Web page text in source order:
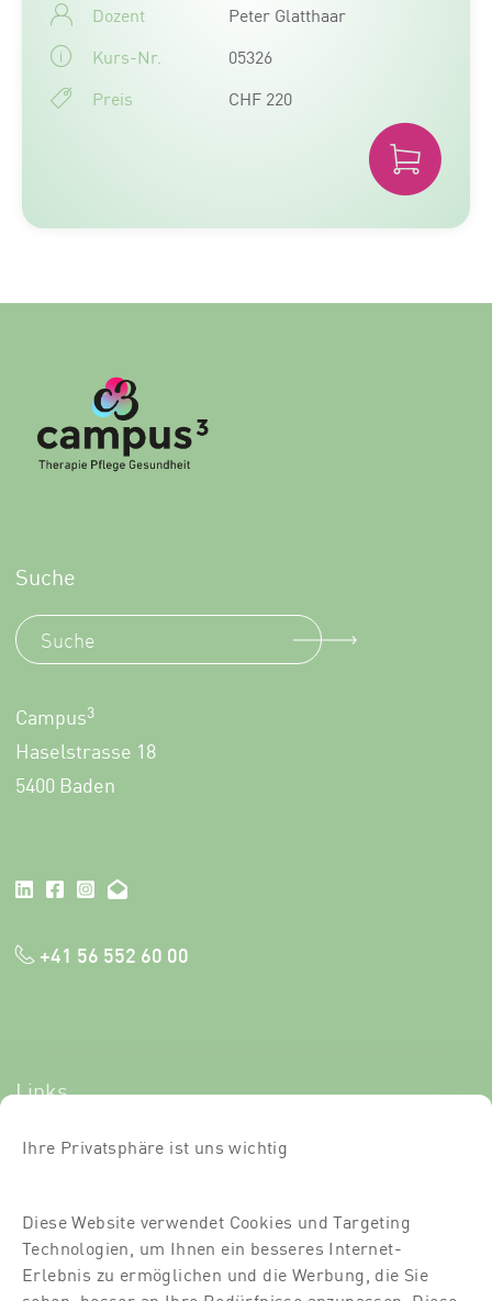
Ihre Privatsphäre ist uns wichtig
Diese Website verwendet Cookies und Targeting
Technologien, um Ihnen ein besseres Internet-
Erlebnis zu ermöglichen und die Werbung, die Sie
Dozent
Peter Glatthaar
Kurs-Nr.
05326
Preis
CHF 220
Suche
Campus3
Haselstrasse 18
5400 Baden
+41 56 552 60 00
Links
Newsletter-Anmeldung
Über uns
Für Dich